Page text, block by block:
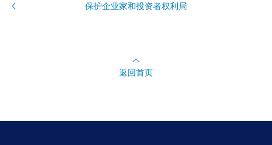
保护企业家和投资者权利局
返回首页